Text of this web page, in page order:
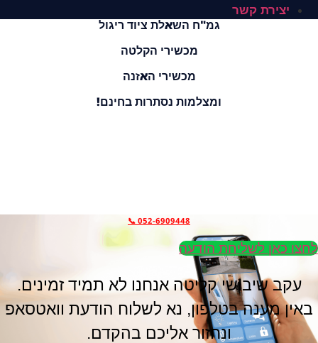
יצירת קשר
גמ"ח השאלת ציוד ריגול
מכשירי הקלטה
מכשירי האזנה
ומצלמות נסתרות בחינם!
052-6909448 📞
לחצו כאן לשליחת הודעה
עקב שיבושי קליטה אנחנו לא תמיד זמינים.
באין מענה בטלפון, נא לשלוח הודעת וואטסאפ
ונחזור אליכם בהקדם.